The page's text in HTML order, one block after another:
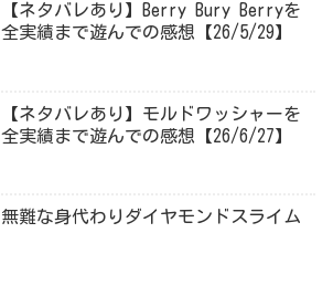
【ネタバレあり】Berry Bury Berryを
全実績まで遊んでの感想【26/5/29】
【ネタバレあり】モルドワッシャーを
全実績まで遊んでの感想【26/6/27】
無難な身代わりダイヤモンドスライム